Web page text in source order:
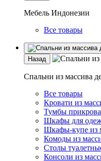
Мебель Индонезии
Все товары
Назад
Спальни из массива
Все товары
Кровати из
Тумбы
Шкафы для
Шкафы-купе из
Комоды из
Столы
Консоли из